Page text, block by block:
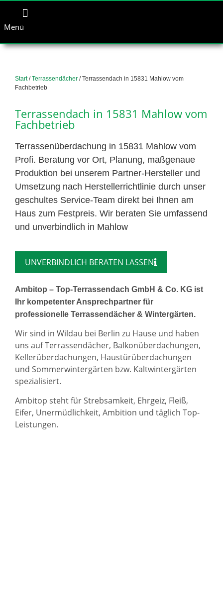
Menü
Start/Terrassendächer / Terrassendach in 15831 Mahlow vom
Fachbetrieb
Terrassendach in 15831 Mahlow vom
Fachbetrieb
Terrassenüberdachung in 15831 Mahlow vom
Profi. Beratung vor Ort, Planung, maßgenaue
Produktion bei unserem Partner-Hersteller und
Umsetzung nach Herstellerrichtlinie durch unser
geschultes Service-Team direkt bei Ihnen am
Haus zum Festpreis. Wir beraten Sie umfassend
und unverbindlich in Mahlow
UNVERBINDLICH BERATEN LASSEN
Ambitop – Top-Terrassendach GmbH & Co. KG ist
Ihr kompetenter Ansprechpartner für
professionelle Terrassendächer & Wintergärten.
Wir sind in Wildau bei Berlin zu Hause und haben
uns auf Terrassendächer, Balkonüberdachungen,
Kellerüberdachungen, Haustürüberdachungen
und Sommerwintergärten bzw. Kaltwintergärten
spezialisiert.
Ambitop steht für Strebsamkeit, Ehrgeiz, Fleiß,
Eifer, Unermüdlichkeit, Ambition und täglich Top-
Leistungen.